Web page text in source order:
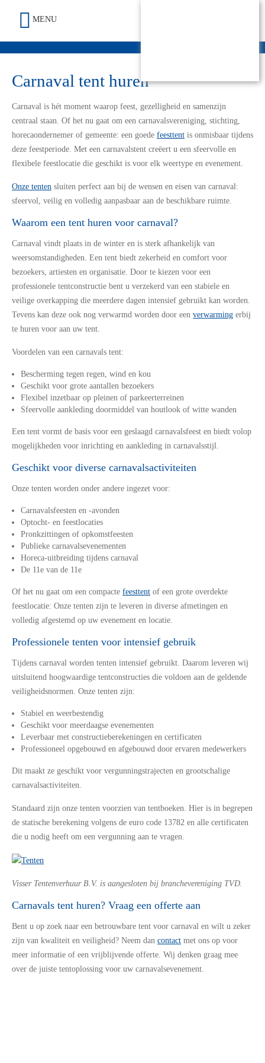
Carnaval tent huren
Carnaval is hét moment waarop feest, gezelligheid en samenzijn
centraal staan. Of het nu gaat om een carnavalsvereniging, stichting,
horecaondernemer of gemeente: een goede feesttentis onmisbaar tijdens
deze feestperiode. Met een carnavalstent creëert u een sfeervolle en
flexibele feestlocatie die geschikt is voor elk weertype en evenement.
Onze tenten sluiten perfect aan bij de wensen en eisen van carnaval:
sfeervol, veilig en volledig aanpasbaar aan de beschikbare ruimte.
Waarom een tent huren voor carnaval?
Carnaval vindt plaats in de winter en is sterk afhankelijk van
weersomstandigheden. Een tent biedt zekerheid en comfort voor
bezoekers, artiesten en organisatie. Door te kiezen voor een
professionele tentconstructie bent u verzekerd van een stabiele en
veilige overkapping die meerdere dagen intensief gebruikt kan worden.
Tevens kan deze ook nog verwarmd worden door een verwarmingerbij
te huren voor aan uw tent.
Voordelen van een carnavals tent:
Bescherming tegen regen, wind en kou
Geschikt voor grote aantallen bezoekers
Flexibel inzetbaar op pleinen of parkeerterreinen
Sfeervolle aankleding doormiddel van houtlook of witte wanden
Een tent vormt de basis voor een geslaagd carnavalsfeest en biedt volop
mogelijkheden voor inrichting en aankleding in carnavalsstijl.
Geschikt voor diverse carnavalsactiviteiten
Onze tenten worden onder andere ingezet voor:
Carnavalsfeesten en -avonden
Optocht- en feestlocaties
Pronkzittingen of opkomstfeesten
Publieke carnavalsevenementen
Horeca-uitbreiding tijdens carnaval
De 11e van de 11e
Of het nu gaat om een compacte feesttentof een grote overdekte
feestlocatie: Onze tenten zijn te leveren in diverse afmetingen en
volledig afgestemd op uw evenement en locatie.
Professionele tenten voor intensief gebruik
Tijdens carnaval worden tenten intensief gebruikt. Daarom leveren wij
uitsluitend hoogwaardige tentconstructies die voldoen aan de geldende
veiligheidsnormen. Onze tenten zijn:
Stabiel en weerbestendig
Geschikt voor meerdaagse evenementen
Leverbaar met constructieberekeningen en certificaten
Professioneel opgebouwd en afgebouwd door ervaren medewerkers
Dit maakt ze geschikt voor vergunningstrajecten en grootschalige
carnavalsactiviteiten.
Standaard zijn onze tenten voorzien van tentboeken. Hier is in begrepen
de statische berekening volgens de euro code 13782 en alle certificaten
die u nodig heeft om een vergunning aan te vragen.
Visser Tentenverhuur B.V. is aangesloten bij branchevereniging TVD.
Carnavals tent huren? Vraag een offerte aan
Bent u op zoek naar een betrouwbare tent voor carnaval en wilt u zeker
zijn van kwaliteit en veiligheid? Neem dan contactmet ons op voor
meer informatie of een vrijblijvende offerte. Wij denken graag mee
over de juiste tentoplossing voor uw carnavalsevenement.
MENU